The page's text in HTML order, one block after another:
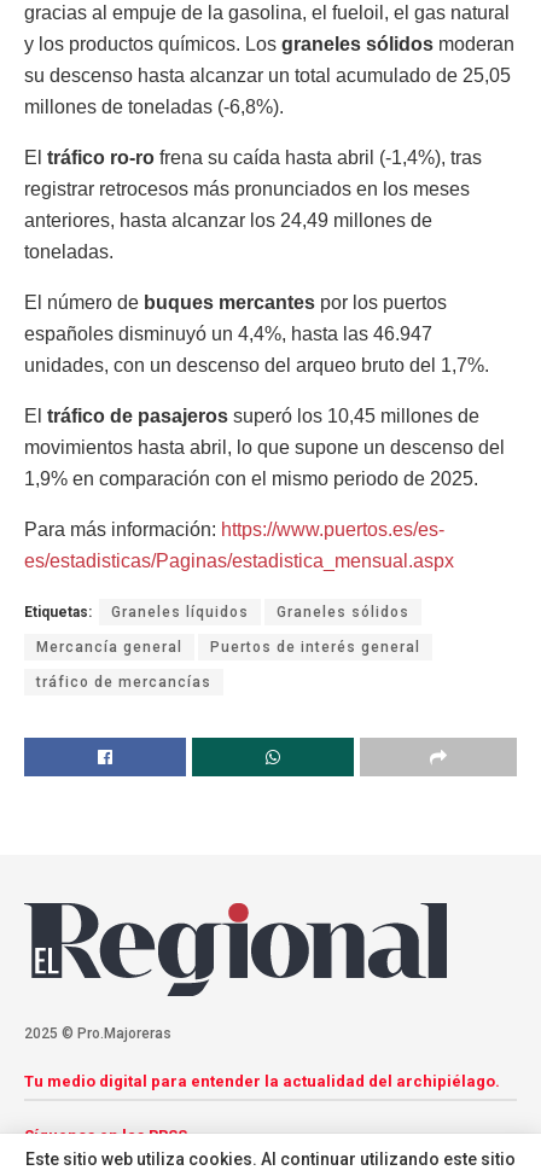
gracias al empuje de la gasolina, el fueloil, el gas natural
y los productos químicos. Los graneles sólidos moderan
su descenso hasta alcanzar un total acumulado de 25,05
millones de toneladas (-6,8%).
El tráfico ro-ro frena su caída hasta abril (-1,4%), tras
registrar retrocesos más pronunciados en los meses
anteriores, hasta alcanzar los 24,49 millones de
toneladas.
El número de buques mercantes por los puertos
españoles disminuyó un 4,4%, hasta las 46.947
unidades, con un descenso del arqueo bruto del 1,7%.
El tráfico de pasajeros superó los 10,45 millones de
movimientos hasta abril, lo que supone un descenso del
1,9% en comparación con el mismo periodo de 2025.
Para más información: https://www.puertos.es/es-
es/estadisticas/Paginas/estadistica_mensual.aspx
Etiquetas: Graneles líquidos Graneles sólidos
Mercancía general Puertos de interés general
tráfico de mercancías
2025 © Pro.Majoreras
Tu medio digital para entender la actualidad del archipiélago.
Síguenos en las RRSS
Este sitio web utiliza cookies. Al continuar utilizando este sitio